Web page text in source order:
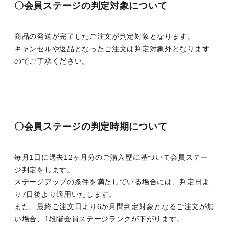
〇会員ステージの判定対象について
商品の発送が完了したご注文が判定対象となります。
キャンセルや返品となったご注文は判定対象外となります
のでご了承ください。
〇会員ステージの判定時期について
毎月1日に過去12ヶ月分のご購入歴に基づいて会員ステー
ジ判定をします。
ステージアップの条件を満たしている場合には、判定日よ
り7日後より適用いたします。
また、最終ご注文日より6か月間判定対象となるご注文が無
い場合、1段階会員ステージランクが下がります。